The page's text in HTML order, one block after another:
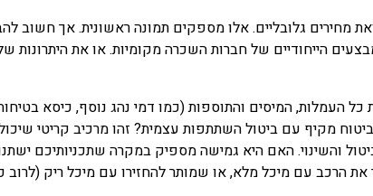
מחירים גלובליים. אלו מספקים תמונה ראשונית. אך חשוב
הייחודיים של חברות השכרה מקומיות. או את היתרונות
העמלות, המיסים והתוספות (כמו דמי נהג נוסף, כיסא
מקיף עם ביטול השתתפות עצמית? זהו מרכיב קריטי
והשינוי. האם היא גמישה מספיק במקרה שתכניותיכם
הרכב עם מיכל מלא, או שמותר להחזירו עם מיכל ריק (לרוב